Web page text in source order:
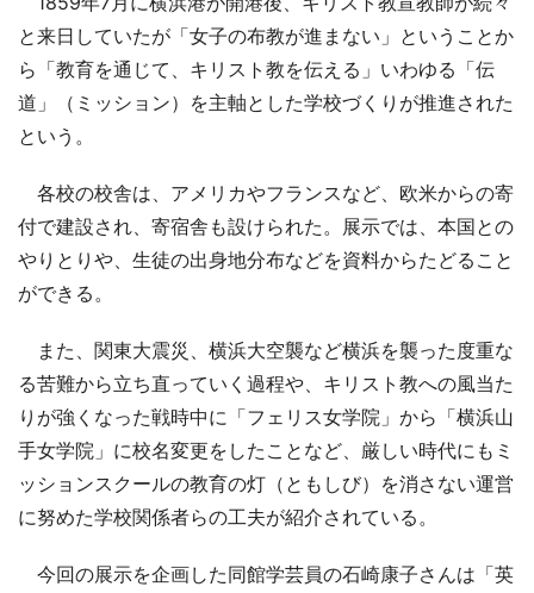
と来日していたが「女子の布教が進まない」ということか
ら「教育を通じて、キリスト教を伝える」いわゆる「伝
道」（ミッション）を主軸とした学校づくりが推進された
という。
各校の校舎は、アメリカやフランスなど、欧米からの寄
付で建設され、寄宿舎も設けられた。展示では、本国との
やりとりや、生徒の出身地分布などを資料からたどること
ができる。
また、関東大震災、横浜大空襲など横浜を襲った度重な
る苦難から立ち直っていく過程や、キリスト教への風当た
りが強くなった戦時中に「フェリス女学院」から「横浜山
手女学院」に校名変更をしたことなど、厳しい時代にもミ
ッションスクールの教育の灯（ともしび）を消さない運営
に努めた学校関係者らの工夫が紹介されている。
今回の展示を企画した同館学芸員の石崎康子さんは「英